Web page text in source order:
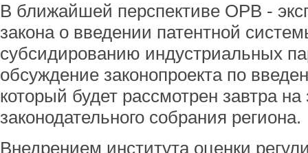
В ближайшей перспективе ОРВ -
закона о введении патентной
субсидированию индустриальных
обсуждение законопроекта по
который будет рассмотрен завтра
законодательного собрания региона.
Внедрением института оценки